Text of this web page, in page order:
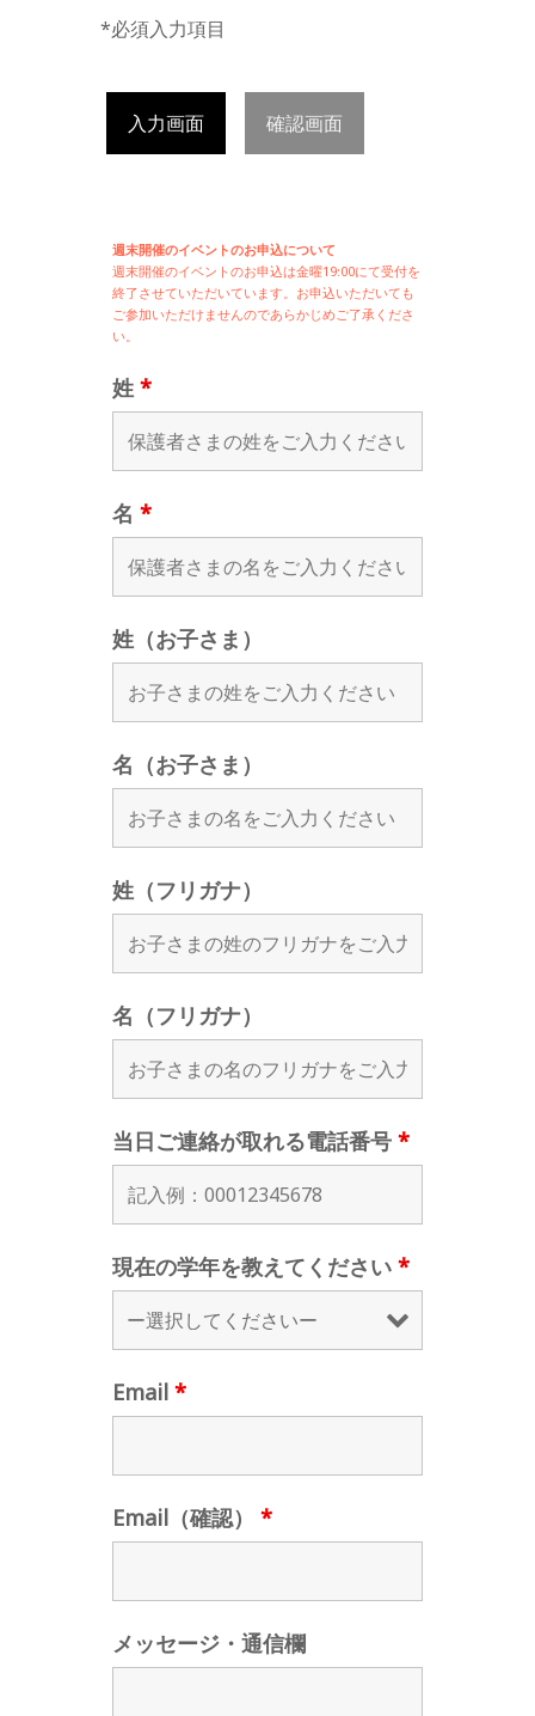
*必須入力項目
入力画面 確認画面
週末開催のイベントのお申込について
週末開催のイベントのお申込は金曜19:00にて受付を
終了させていただいています。お申込いただいても
ご参加いただけませんのであらかじめご了承くださ
い。
姓 *
名 *
姓（お子さま）
名（お子さま）
姓（フリガナ）
名（フリガナ）
当日ご連絡が取れる電話番号 *
現在の学年を教えてください *
Email *
Email（確認） *
メッセージ・通信欄